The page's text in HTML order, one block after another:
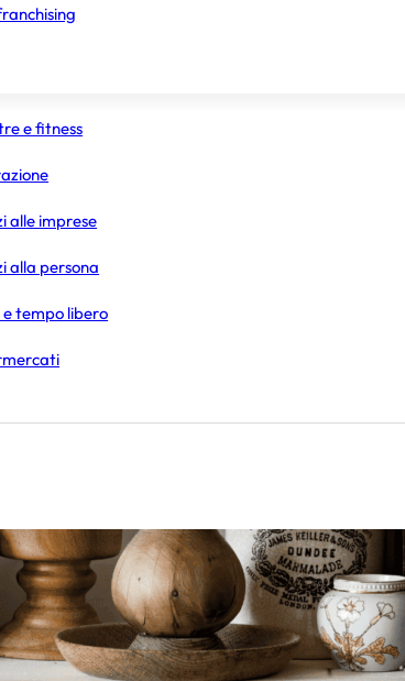
e fitness
alle imprese
alla persona
tempo libero